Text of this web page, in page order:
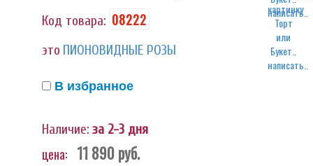
написать..
написать..
Код товара: 08222
это ПИОНОВИДНЫЕ РОЗЫ
В избранное
Наличие: за 2-3 дня
цена: 11 890руб.